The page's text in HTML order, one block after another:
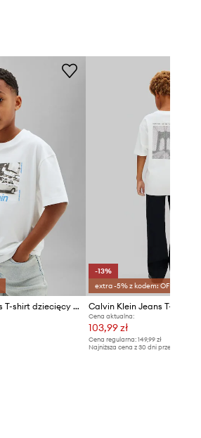
Calvin Klein Jeans T-shirt dziecięcy bawełniany
-13%
extra -5% z kodem: OFF*
Cena aktualna:
103,99 zł
Cena regularna: 149,99 zł
Najniższa cena z 30 dni przed obniżką: